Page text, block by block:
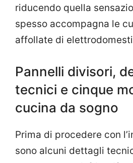
riducendo quella
spesso accompagna le
affollate di
Pannelli divisori,
tecnici e cinque
cucina da sogno
Prima di procedere con
sono alcuni dettagli